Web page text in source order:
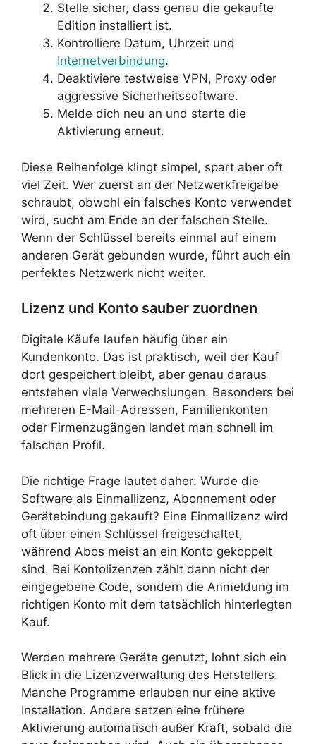
Stelle sicher, dass genau die gekaufte
Edition installiert ist.
Kontrolliere Datum, Uhrzeit und
Internetverbindung.
Deaktiviere testweise VPN, Proxy oder
aggressive Sicherheitssoftware.
Melde dich neu an und starte die
Aktivierung erneut.
Diese Reihenfolge klingt simpel, spart aber oft
viel Zeit. Wer zuerst an der Netzwerkfreigabe
schraubt, obwohl ein falsches Konto verwendet
wird, sucht am Ende an der falschen Stelle.
Wenn der Schlüssel bereits einmal auf einem
anderen Gerät gebunden wurde, führt auch ein
perfektes Netzwerk nicht weiter.
Lizenz und Konto sauber zuordnen
Digitale Käufe laufen häufig über ein
Kundenkonto. Das ist praktisch, weil der Kauf
dort gespeichert bleibt, aber genau daraus
entstehen viele Verwechslungen. Besonders bei
mehreren E-Mail-Adressen, Familienkonten
oder Firmenzugängen landet man schnell im
falschen Profil.
Die richtige Frage lautet daher: Wurde die
Software als Einmallizenz, Abonnement oder
Gerätebindung gekauft? Eine Einmallizenz wird
oft über einen Schlüssel freigeschaltet,
während Abos meist an ein Konto gekoppelt
sind. Bei Kontolizenzen zählt dann nicht der
eingegebene Code, sondern die Anmeldung im
richtigen Konto mit dem tatsächlich hinterlegten
Kauf.
Werden mehrere Geräte genutzt, lohnt sich ein
Blick in die Lizenzverwaltung des Herstellers.
Manche Programme erlauben nur eine aktive
Installation. Andere setzen eine frühere
Aktivierung automatisch außer Kraft, sobald die